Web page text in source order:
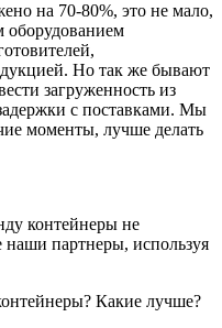
на 70-80%, это не мало,
оборудованием
Но так же бывают
загруженность из
с поставками. Мы
моменты, лучше делать
контейнеры не
партнеры, используя
Какие лучше?